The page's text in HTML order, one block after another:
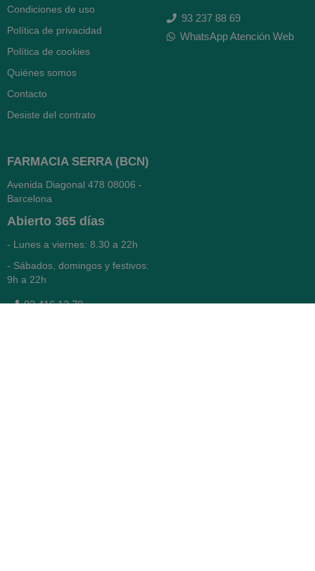
Condiciones de uso
Política de privacidad
Política de cookies
Quiénes somos
Contacto
Desiste del contrato
93 237 88 69
WhatsApp Atención Web
FARMACIA SERRA (BCN)
Avenida Diagonal 478 08006 -
Barcelona
Abierto 365 días
- Lunes a viernes: 8.30 a 22h
- Sábados, domingos y festivos:
9h a 22h
93 416 12 70